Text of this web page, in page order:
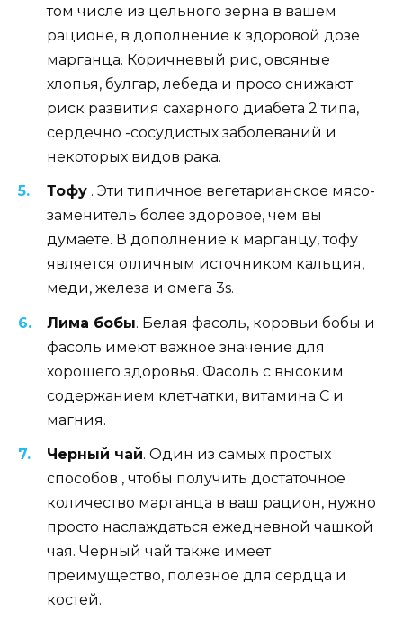
том числе из цельного зерна в вашем
рационе, в дополнение к здоровой дозе
марганца. Коричневый рис, овсяные
хлопья, булгар, лебеда и просо снижают
риск развития сахарного диабета 2 типа,
сердечно -сосудистых заболеваний и
некоторых видов рака.
Тофу . Эти типичное вегетарианское мясо-
заменитель более здоровое, чем вы
думаете. В дополнение к марганцу, тофу
является отличным источником кальция,
меди, железа и омега 3s.
Лима бобы. Белая фасоль, коровьи бобы и
фасоль имеют важное значение для
хорошего здоровья. Фасоль с высоким
содержанием клетчатки, витамина С и
магния.
Черный чай. Один из самых простых
способов , чтобы получить достаточное
количество марганца в ваш рацион, нужно
просто наслаждаться ежедневной чашкой
чая. Черный чай также имеет
преимущество, полезное для сердца и
костей.